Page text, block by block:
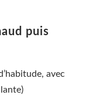
puis
avec